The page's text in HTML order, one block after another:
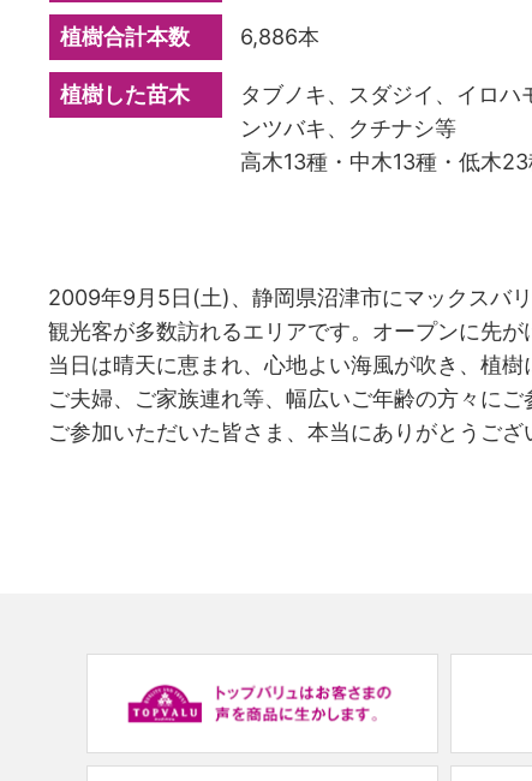
植樹合計本数 6,886本
植樹した苗木
タブノキ、スダジイ、イロハ
ンツバキ、クチナシ等
高木13種・中木13種・低木
2009年9月5日(土)、静岡県沼津市にマックスバ
観光客が多数訪れるエリアです。オープンに先
当日は晴天に恵まれ、心地よい海風が吹き、植
ご夫婦、ご家族連れ等、幅広いご年齢の方々に
ご参加いただいた皆さま、本当にありがとうござ